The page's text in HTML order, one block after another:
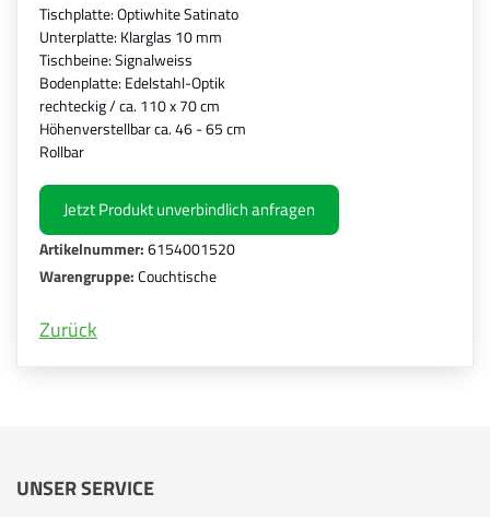
Tischplatte: Optiwhite Satinato
Unterplatte: Klarglas 10 mm
Tischbeine: Signalweiss
Bodenplatte: Edelstahl-Optik
rechteckig / ca. 110 x 70 cm
Höhenverstellbar ca. 46 - 65 cm
Rollbar
Jetzt Produkt unverbindlich anfragen
Artikelnummer:6154001520
Warengruppe:Couchtische
Zurück
UNSER SERVICE